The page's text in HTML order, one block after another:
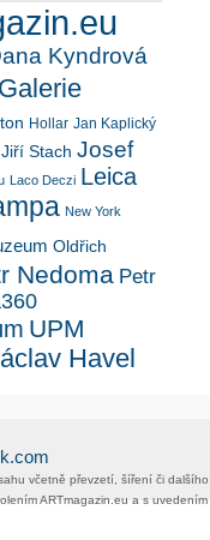
Kyndrová
Galerie
Hollar Jan Kaplický
Jiří Stach Josef
Laco Deczi Leica
New York
Oldřich
Nedoma Petr
UPM
Havel
včetně převzetí, šíření či dalšího
​ARTmagazin.eu​ ​a s uvedením